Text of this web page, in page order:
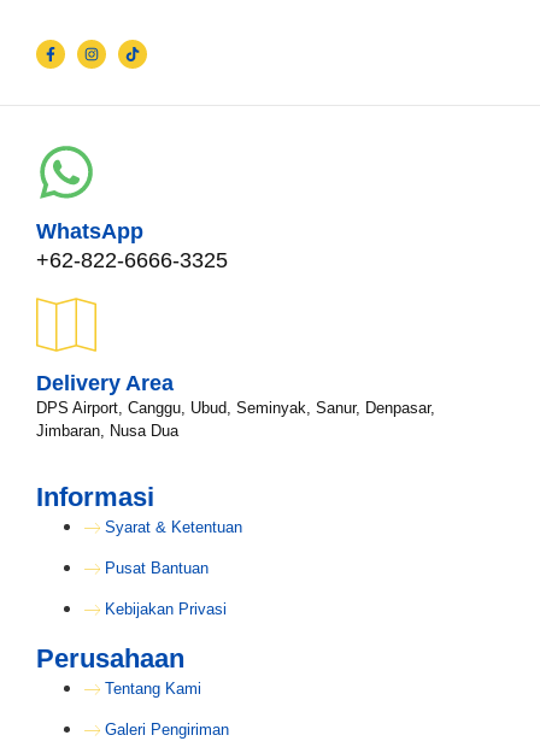
Lokasi Pengiriman & Pengembalian
WhatsApp
+62-822-6666-3325
Delivery Area
DPS Airport, Canggu, Ubud, Seminyak, Sanur, Denpasar,
Jimbaran, Nusa Dua
Informasi
Syarat & Ketentuan
Pusat Bantuan
Kebijakan Privasi
Perusahaan
Tentang Kami
Galeri Pengiriman